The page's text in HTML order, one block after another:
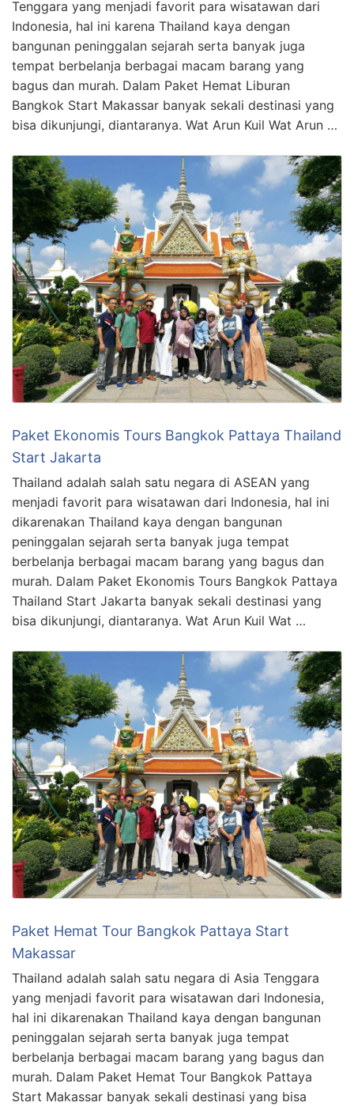
Tenggara yang menjadi favorit para wisatawan dari
Indonesia, hal ini karena Thailand kaya dengan
bangunan peninggalan sejarah serta banyak juga
tempat berbelanja berbagai macam barang yang
bagus dan murah. Dalam Paket Hemat Liburan
Bangkok Start Makassar banyak sekali destinasi yang
bisa dikunjungi, diantaranya. Wat Arun Kuil Wat Arun …
Paket Ekonomis Tours Bangkok Pattaya Thailand
Start Jakarta
Thailand adalah salah satu negara di ASEAN yang
menjadi favorit para wisatawan dari Indonesia, hal ini
dikarenakan Thailand kaya dengan bangunan
peninggalan sejarah serta banyak juga tempat
berbelanja berbagai macam barang yang bagus dan
murah. Dalam Paket Ekonomis Tours Bangkok Pattaya
Thailand Start Jakarta banyak sekali destinasi yang
bisa dikunjungi, diantaranya. Wat Arun Kuil Wat …
Paket Hemat Tour Bangkok Pattaya Start
Makassar
Thailand adalah salah satu negara di Asia Tenggara
yang menjadi favorit para wisatawan dari Indonesia,
hal ini dikarenakan Thailand kaya dengan bangunan
peninggalan sejarah serta banyak juga tempat
berbelanja berbagai macam barang yang bagus dan
murah. Dalam Paket Hemat Tour Bangkok Pattaya
Start Makassar banyak sekali destinasi yang bisa